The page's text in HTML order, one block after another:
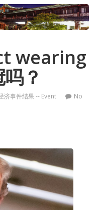
wearing
？
济事件结果 -- Event
No